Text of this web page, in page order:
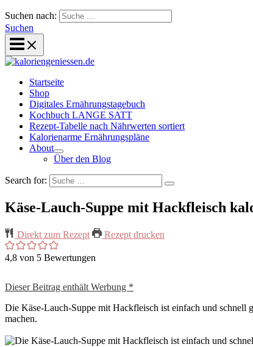
Suchen nach:
Suchen
Startseite
Shop
Digitales Ernährungstagebuch
Kochbuch LANGE SATT
Rezept-Tabelle nach Nährwerten sortiert
Kalorienarme Ernährungspläne
About
Über den Blog
Search for:
Käse-Lauch-Suppe mit Hackfleisch
Direkt zum Rezept Rezept drucken
4,8 von 5 Bewertungen
Dieser Beitrag enthält Werbung *
Die Käse-Lauch-Suppe mit Hackfleisch ist einfach und schnell
machen.